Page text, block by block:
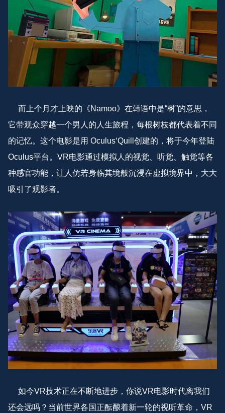
而上个月才上映的《Namoo》在韩语中是“树”的意思，
它带观众穿越一个男人的人生旅程，每根树枝都代表着不同
的记忆。这个电影是用 Oculus‘Quill创建的，将于今年登陆
Oculus平台。VR电影通过模拟人的视觉、听觉、触觉等各
种感官功能，让人仿若身临其境般沉浸在虚拟境界中，大大
吸引了观影者。
如今VR技术正在不断地进步，你说VR电影时代离我们
还会远吗？当前世界各国正酝酿着新一轮的视听革命，VR